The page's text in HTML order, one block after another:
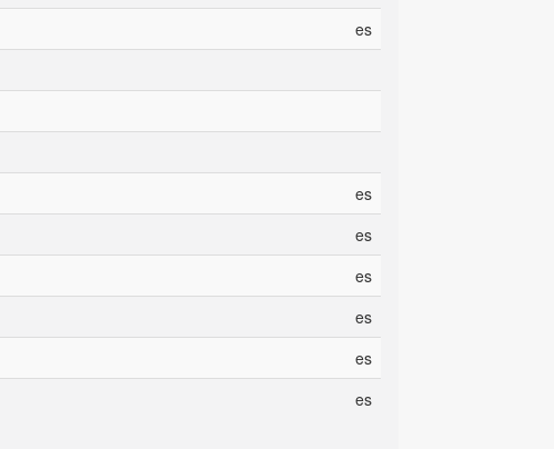
es
es
es
es
es
es
es